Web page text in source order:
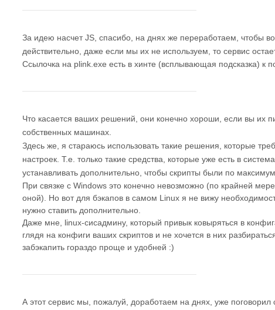
За идею насчет JS, спасибо, на днях же переработаем, чтобы
действительно, даже если мы их не используем, то сервис
Ссылочка на plink.exe есть в хинте (всплывающая подсказка) к
Что касается ваших решений, они конечно хороши, если вы их
собственных машинах.
Здесь же, я стараюсь использовать такие решения, которые
настроек. Т.е. только такие средства, которые уже есть в
устанавливать дополнительно, чтобы скрипты были по
При связке с Windows это конечно невозможно (по крайней
оной). Но вот для бэкапов в самом Linux я не вижу
нужно ставить дополнительно.
Даже мне, linux-сисадмину, который привык ковыряться в
глядя на конфиги ваших скриптов и не хочется в них
забэкапить гораздо проще и удобней :)
А этот сервис мы, пожалуй, доработаем на днях, уже поговорил